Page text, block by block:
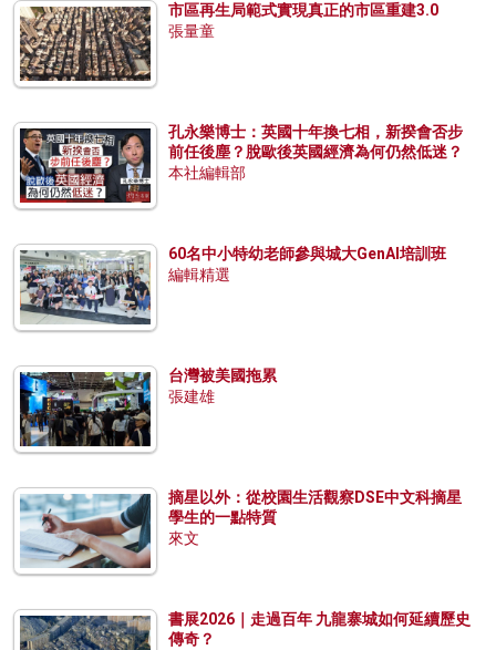
市區再生局範式實現真正的市區重建3.0
張量童
孔永樂博士：英國十年換七相，新揆會否步
前任後塵？脫歐後英國經濟為何仍然低迷？
本社編輯部
60名中小特幼老師參與城大GenAI培訓班
編輯精選
台灣被美國拖累
張建雄
摘星以外：從校園生活觀察DSE中文科摘星
學生的一點特質
來文
書展2026｜走過百年 九龍寨城如何延續歷史
傳奇？